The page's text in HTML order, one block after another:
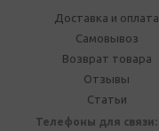
Доставка и оплата
Самовывоз
Возврат товара
Отзывы
Статьи
Телефоны для связи: